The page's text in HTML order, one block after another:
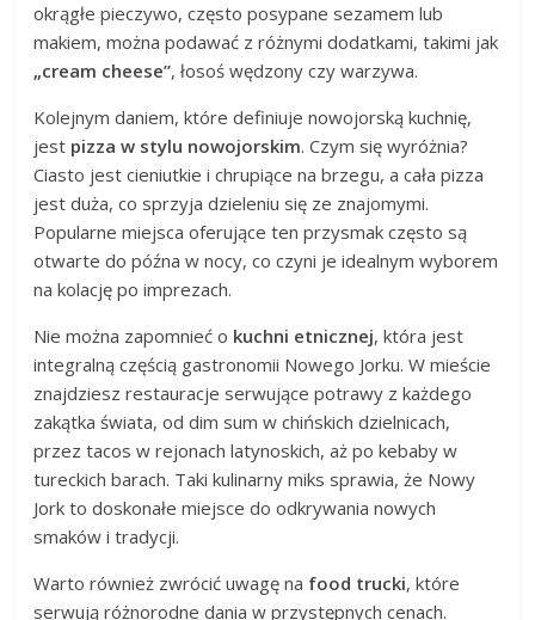
okrągłe pieczywo, często posypane sezamem lub
makiem, można podawać z różnymi dodatkami, takimi jak
„cream cheese”, łosoś wędzony czy warzywa.
Kolejnym daniem, które definiuje nowojorską kuchnię,
jest pizza w stylu nowojorskim. Czym się wyróżnia?
Ciasto jest cieniutkie i chrupiące na brzegu, a cała pizza
jest duża, co sprzyja dzieleniu się ze znajomymi.
Popularne miejsca oferujące ten przysmak często są
otwarte do późna w nocy, co czyni je idealnym wyborem
na kolację po imprezach.
Nie można zapomnieć o kuchni etnicznej, która jest
integralną częścią gastronomii Nowego Jorku. W mieście
znajdziesz restauracje serwujące potrawy z każdego
zakątka świata, od dim sum w chińskich dzielnicach,
przez tacos w rejonach latynoskich, aż po kebaby w
tureckich barach. Taki kulinarny miks sprawia, że Nowy
Jork to doskonałe miejsce do odkrywania nowych
smaków i tradycji.
Warto również zwrócić uwagę na food trucki, które
serwują różnorodne dania w przystępnych cenach.